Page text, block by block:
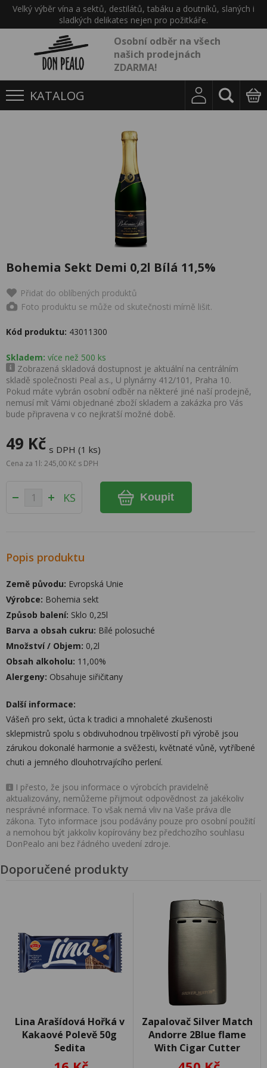
Velký výběr vína a sektů, destilátů, tabáku a doutníků, slaných i
sladkých delikates nejen pro požitkáře.
Osobní odběr na všech
našich prodejnách
ZDARMA!
KATALOG
Bohemia Sekt Demi 0,2l Bílá 11,5%
Přidat do oblíbených produktů
Foto produktu se může od skutečnosti mírně lišit.
Kód produktu: 43011300
Skladem: více než 500 ks
Zobrazená skladová dostupnost je aktuální na centrálním
skladě společnosti Peal a.s., U plynárny 412/101, Praha 10.
Pokud máte vybrán osobní odběr na některé jiné naší prodejně,
nemusí mít Vámi objednané zboží skladem a zakázka pro Vás
bude připravena v co nejkratší možné době.
49 Kč s DPH (1 ks)
Cena za 1l: 245,00 Kč s DPH
KS Koupit
Popis produktu
Země původu: Evropská Unie
Výrobce: Bohemia sekt
Způsob balení: Sklo 0,25l
Barva a obsah cukru: Bílé polosuché
Množství / Objem: 0,2l
Obsah alkoholu: 11,00%
Alergeny: Obsahuje siřičitany
Další informace:
Vášeň pro sekt, úcta k tradici a mnohaleté zkušenosti
sklepmistrů spolu s obdivuhodnou trpělivostí při výrobě jsou
zárukou dokonalé harmonie a svěžesti, květnaté vůně, vytříbené
chuti a jemného dlouhotrvajícího perlení.
I přesto, že jsou informace o výrobcích pravidelně
aktualizovány, nemůžeme přijmout odpovědnost za jakékoliv
nesprávné informace. To však nemá vliv na Vaše práva dle
zákona. Tyto informace jsou podávány pouze pro osobní použití
a nemohou být jakkoliv kopírovány bez předchozího souhlasu
DonPealo ani bez řádného uvedení zdroje.
Doporučené produkty
Lina Arašídová Hořká v
Kakaové Polevě 50g
Sedita
Zapalovač Silver Match
Andorre 2Blue flame
With Cigar Cutter